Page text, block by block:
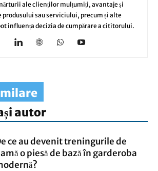
ale clienților mulțumiți, avantaje și
produsului sau serviciului, precum și alte
influența decizia de cumpărare a cititorului.
autor
ce au devenit treningurile de
o piesă de bază în garderoba